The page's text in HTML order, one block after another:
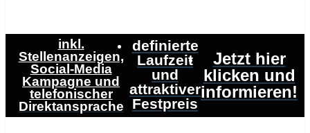
inkl.
Stellenanzeigen,
Social-Media
Kampagne und
telefonischer
Direktansprache
definierte
Laufzeit
und
attraktiver
Festpreis
Jetzt hier
klicken und
informieren!